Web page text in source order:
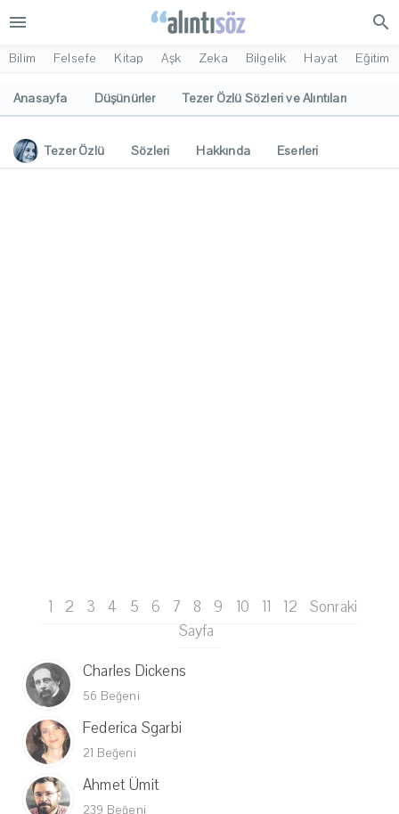
menu search
Bilim Felsefe Kitap Aşk Zeka Bilgelik Hayat Eğitim
Anasayfa Düşünürler Tezer Özlü Sözleri ve Alıntıları
Tezer Özlü Sözleri Hakkında
Eserleri
1 2 3 4 5 6 7 8 9 10 11 12
Sonraki
Sayfa
Charles Dickens
56 Beğeni
Federica Sgarbi
21 Beğeni
Ahmet Ümit
239 Beğeni